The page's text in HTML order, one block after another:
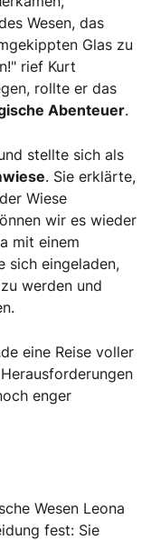
Wesen, das
Glas zu
rief Kurt
rollte er das
Abenteuer.
stellte sich als
. Sie erklärte,
Wiese
wir es wieder
mit einem
sich eingeladen,
zu werden und
eine Reise voller
enger
Wesen Leona
fest: Sie